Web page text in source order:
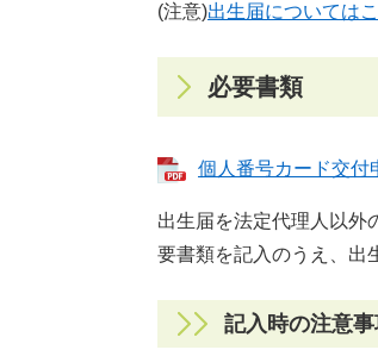
(注意)出生届については
必要書類
個人番号カード交付
出生届を法定代理人以外
要書類を記入のうえ、出
記入時の注意